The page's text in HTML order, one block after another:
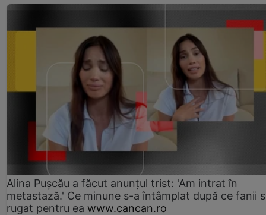
Alina Pușcău a făcut anunțul trist: 'Am intrat în
metastază.' Ce minune s-a întâmplat după ce fanii
rugat pentru ea www.cancan.ro